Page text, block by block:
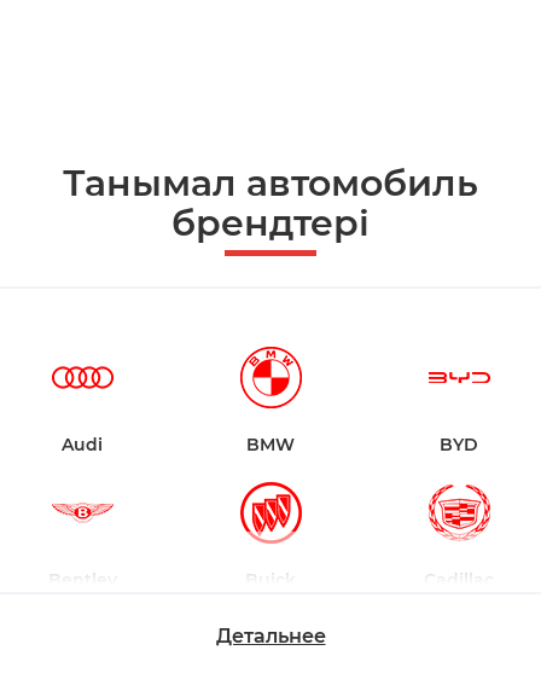
Танымал автомобиль
брендтері
Audi BMW BYD
Bentley Buick Cadillac
Детальнее